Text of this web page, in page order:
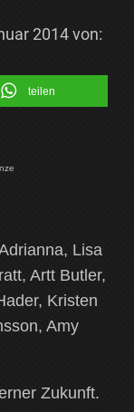
2014von:
teilen
Lisa
Artt Butler,
Kristen
Amy
Zukunft.